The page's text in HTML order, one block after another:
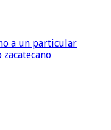
a un particular